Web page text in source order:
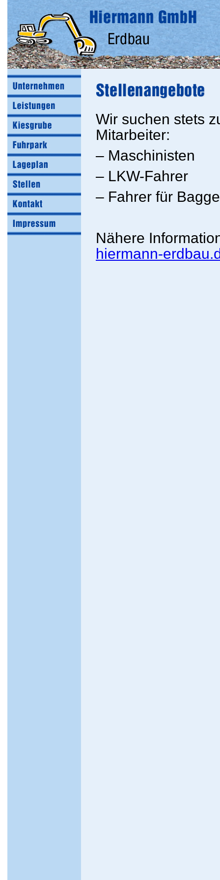
Wir suchen stets
Mitarbeiter:
– Maschinisten
– LKW-Fahrer
– Fahrer für
Nähere
hiermann-